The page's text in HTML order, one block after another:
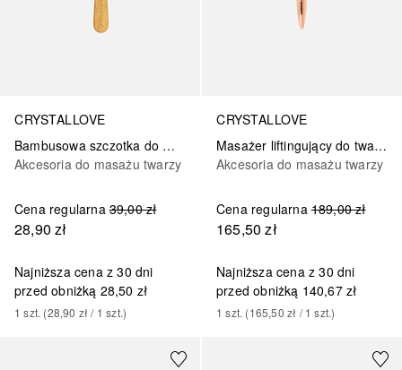
CRYSTALLOVE
Bambusowa szczotka do masażu twarzy, szyi, dekoltu i biustu
Akcesoria do masażu twarzy
Cena regularna 39,00 zł
28,90 zł
Najniższa cena z 30 dni
przed obniżką 28,50 zł
1 szt. (28,90 zł / 1 szt.)
CRYSTALLOVE
Masażer liftingujący do twarzy 3D z Kwarcem Różowym
Akcesoria do masażu twarzy
Cena regularna 189,00 zł
165,50 zł
Najniższa cena z 30 dni
przed obniżką 140,67 zł
1 szt. (165,50 zł / 1 szt.)